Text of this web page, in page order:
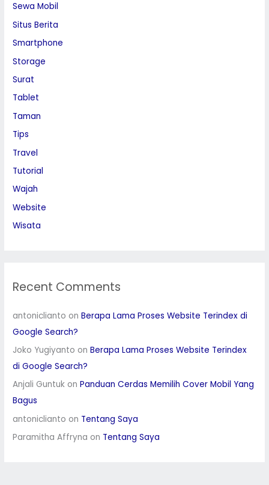
Sewa Mobil
Situs Berita
Smartphone
Storage
Surat
Tablet
Taman
Tips
Travel
Tutorial
Wajah
Website
Wisata
Recent Comments
antoniclianto onBerapa Lama Proses Website Terindex di
Google Search?
Joko Yugiyanto onBerapa Lama Proses Website Terindex
di Google Search?
Anjali Guntuk onPanduan Cerdas Memilih Cover Mobil Yang
Bagus
antoniclianto on Tentang Saya
Paramitha Affryna on Tentang Saya